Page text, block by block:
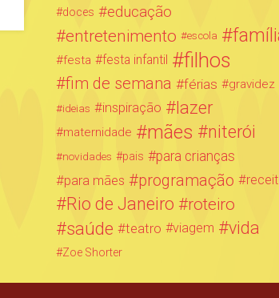
doces educação
entretenimento escola
festa festa infantil filhos
fim de semana férias gravidez
ideias inspiração lazer
maternidade mães niterói
novidades pais
para crianças
para mães
programação
Rio de Janeiro roteiro
saúde teatro viagem vida
Zoe Shorter